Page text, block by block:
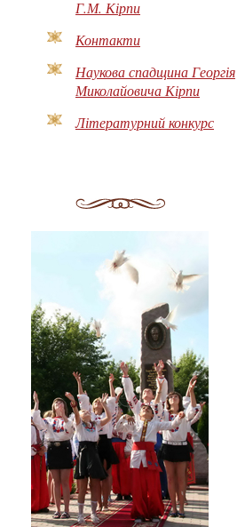
Г.М. Кірпи
Контакти
Наукова спадщина Георгія
Миколайовича Кірпи
Літературний конкурс